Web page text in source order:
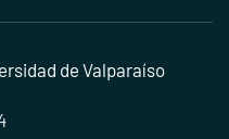
de Valparaíso